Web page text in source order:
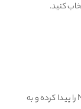
از صفحه کنترل پرینتر گزینه Network Setup را پیدا کرده و به